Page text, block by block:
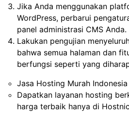
Jika Anda menggunakan
WordPress, perbarui
panel administrasi CMS Anda.
Lakukan pengujian
bahwa semua halaman dan
berfungsi seperti yang
Jasa Hosting Murah
Dapatkan layanan hosting
harga terbaik hanya di